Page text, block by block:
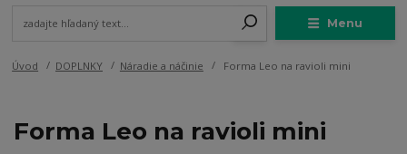
Menu
Úvod DOPLNKY Náradie a náčinie Forma Leo na ravioli mini
Forma Leo na ravioli mini